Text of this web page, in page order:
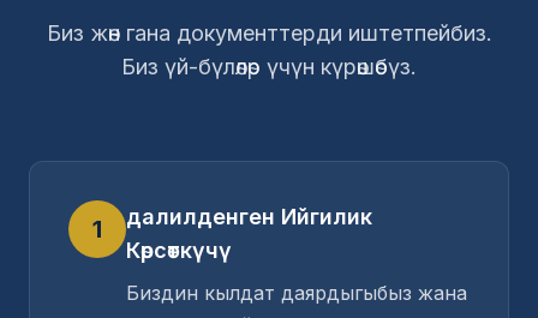
Биз жөн гана документтерди иштетпейбиз.
Биз үй-бүлөлөр үчүн күрөшөбүз.
1
далилденген Ийгилик
Көрсөткүчү
Биздин кылдат даярдыгыбыз жана